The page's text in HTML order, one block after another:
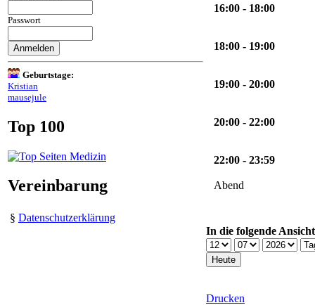
Passwort
Geburtstage:
Kristian
mausejule
Top 100
Vereinbarung
§ Datenschutzerklärung
16:00 - 18:00
18:00 - 19:00
19:00 - 20:00
20:00 - 22:00
22:00 - 23:59
Abend
In die folgende
Drucken